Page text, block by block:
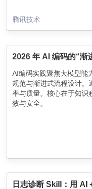
腾讯技术
2026 年 AI 编码的“渐
AI编码实践聚焦大模型能
规范与渐进式流程设计。
率与质量。核心在于知识
效与安全。
日志诊断 Skill：用 AI